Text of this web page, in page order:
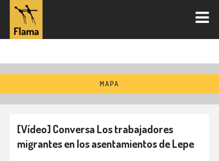
MAPA
[Vídeo] Conversa Los trabajadores
migrantes en los asentamientos de Lepe